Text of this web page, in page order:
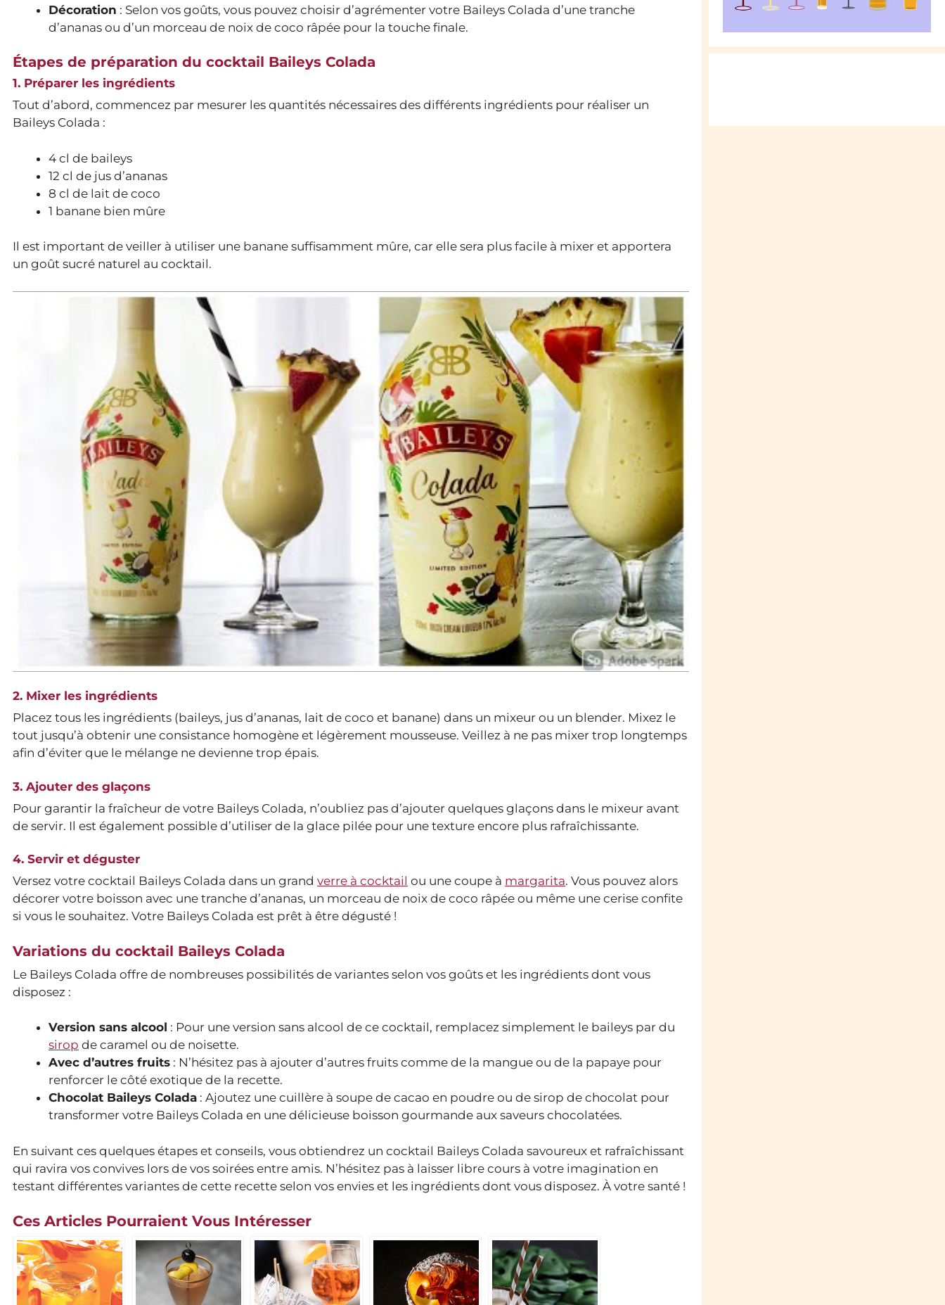
Décoration : Selon vos goûts, vous pouvez choisir d’agrémenter votre Baileys Colada d’une tranche
d’ananas ou d’un morceau de noix de coco râpée pour la touche finale.
Étapes de préparation du cocktail Baileys Colada
1. Préparer les ingrédients
Tout d’abord, commencez par mesurer les quantités nécessaires des différents ingrédients pour réaliser un
Baileys Colada :
4 cl de baileys
12 cl de jus d’ananas
8 cl de lait de coco
1 banane bien mûre
Il est important de veiller à utiliser une banane suffisamment mûre, car elle sera plus facile à mixer et apportera
un goût sucré naturel au cocktail.
2. Mixer les ingrédients
Placez tous les ingrédients (baileys, jus d’ananas, lait de coco et banane) dans un mixeur ou un blender. Mixez le
tout jusqu’à obtenir une consistance homogène et légèrement mousseuse. Veillez à ne pas mixer trop longtemps
afin d’éviter que le mélange ne devienne trop épais.
3. Ajouter des glaçons
Pour garantir la fraîcheur de votre Baileys Colada, n’oubliez pas d’ajouter quelques glaçons dans le mixeur avant
de servir. Il est également possible d’utiliser de la glace pilée pour une texture encore plus rafraîchissante.
4. Servir et déguster
Versez votre cocktail Baileys Colada dans un grand verre à cocktail ou une coupe à margarita. Vous pouvez alors
décorer votre boisson avec une tranche d’ananas, un morceau de noix de coco râpée ou même une cerise confite
si vous le souhaitez. Votre Baileys Colada est prêt à être dégusté !
Variations du cocktail Baileys Colada
Le Baileys Colada offre de nombreuses possibilités de variantes selon vos goûts et les ingrédients dont vous
disposez :
Version sans alcool : Pour une version sans alcool de ce cocktail, remplacez simplement le baileys par du
sirop de caramel ou de noisette.
Avec d’autres fruits : N’hésitez pas à ajouter d’autres fruits comme de la mangue ou de la papaye pour
renforcer le côté exotique de la recette.
Chocolat Baileys Colada : Ajoutez une cuillère à soupe de cacao en poudre ou de sirop de chocolat pour
transformer votre Baileys Colada en une délicieuse boisson gourmande aux saveurs chocolatées.
En suivant ces quelques étapes et conseils, vous obtiendrez un cocktail Baileys Colada savoureux et rafraîchissant
qui ravira vos convives lors de vos soirées entre amis. N’hésitez pas à laisser libre cours à votre imagination en
testant différentes variantes de cette recette selon vos envies et les ingrédients dont vous disposez. À votre santé !
Ces Articles Pourraient Vous Intéresser